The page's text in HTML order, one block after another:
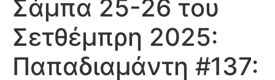
Σάμπα 25-26 του
Σετθέμπρη 2025:
Παπαδιαμάντη #137: